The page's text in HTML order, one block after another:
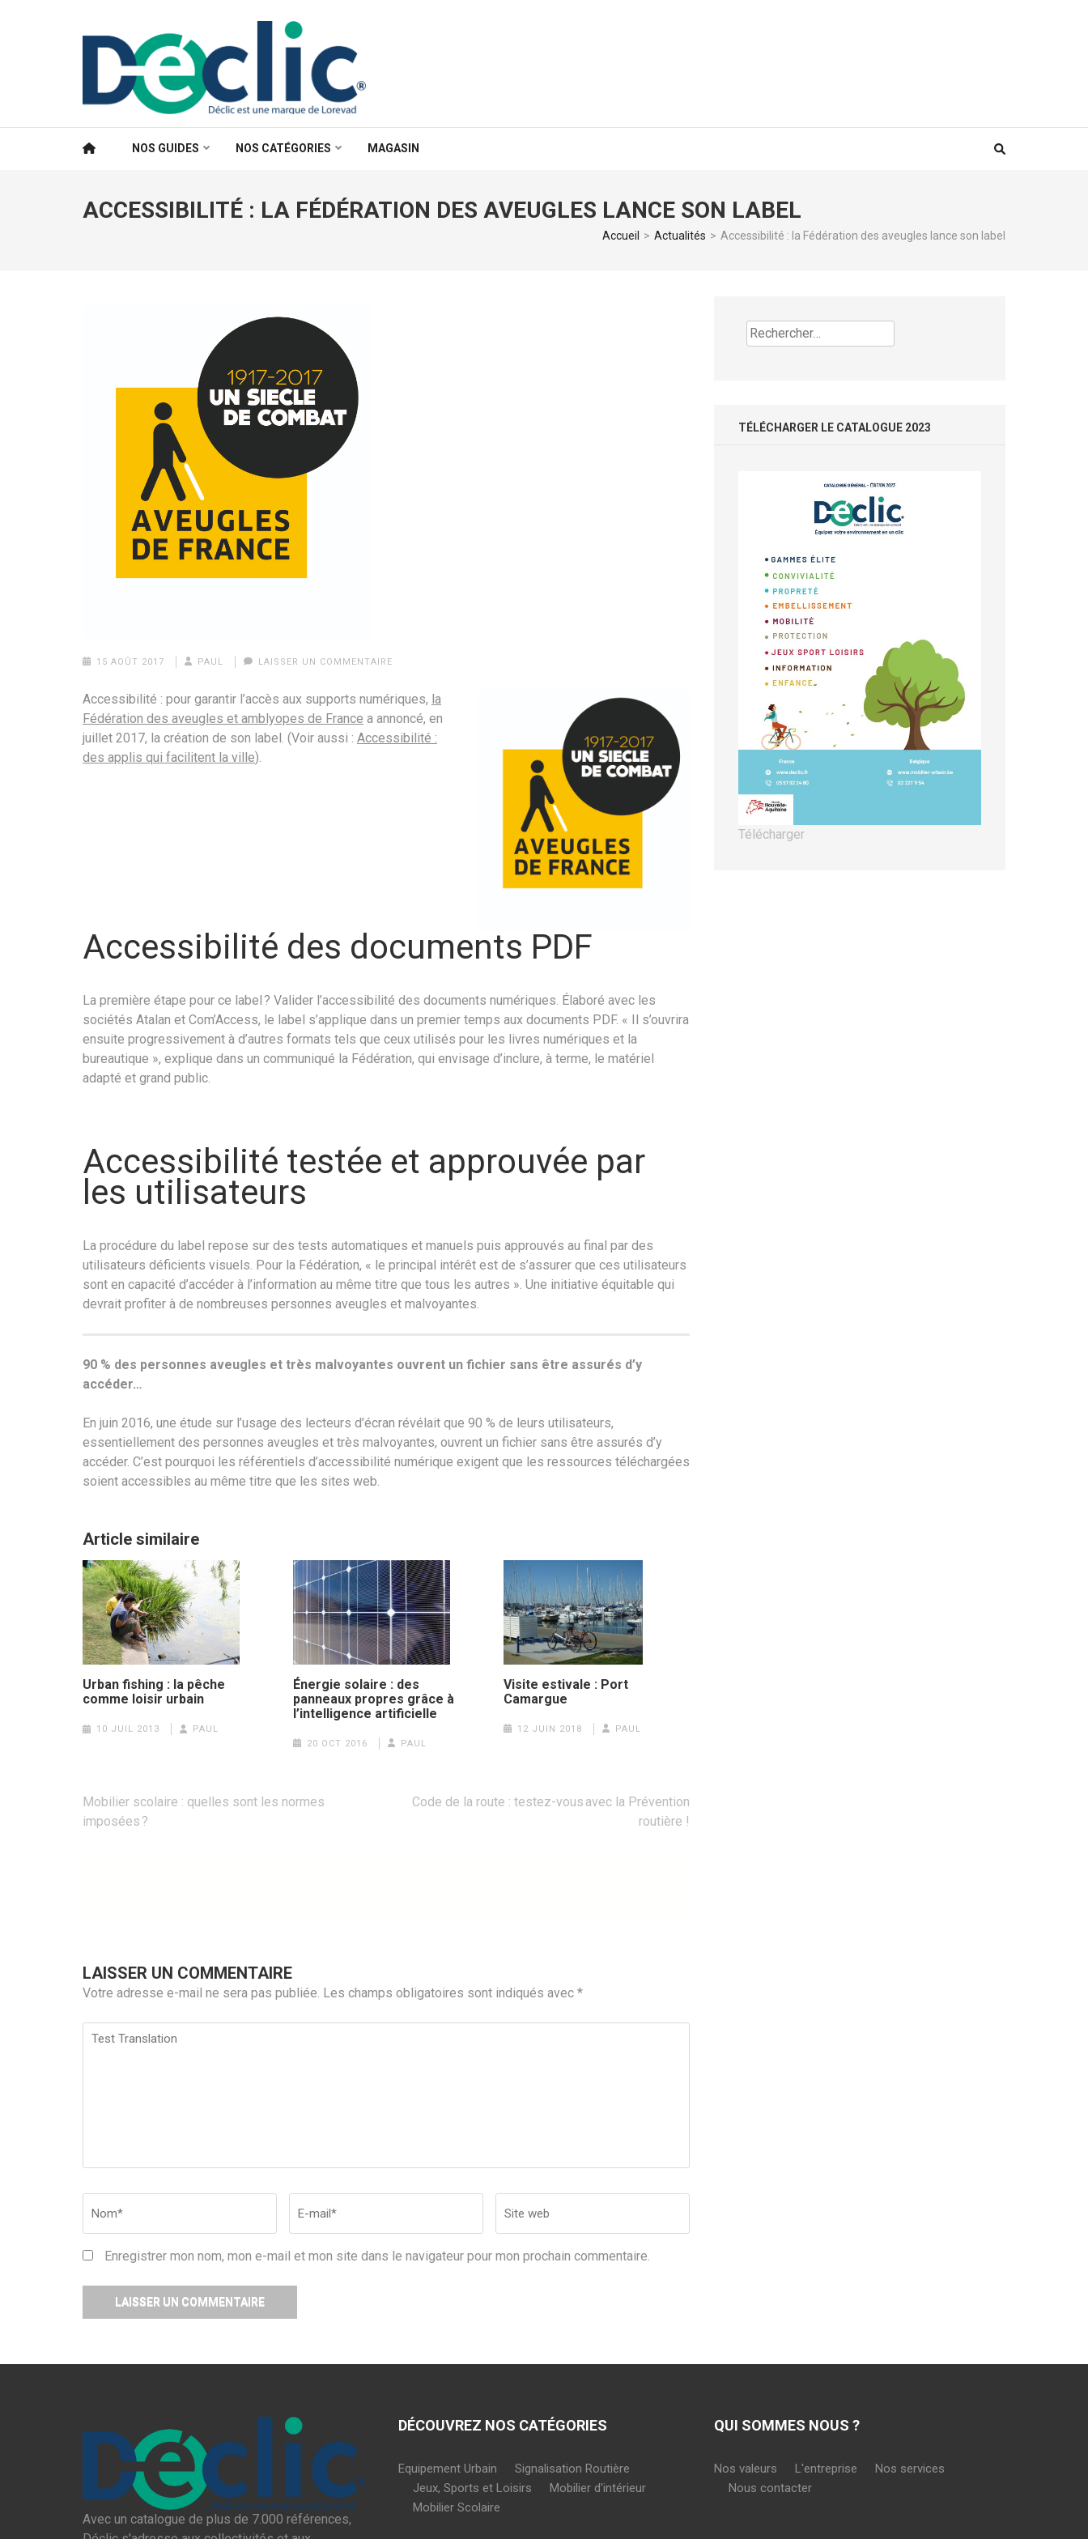
NOS GUIDES NOS CATÉGORIES MAGASIN
ACCESSIBILITÉ : LA FÉDÉRATION DES AVEUGLES LANCE SON LABEL
Accueil > Actualités > Accessibilité : la Fédération des aveugles lance son label
15 AOÛT 2017 PAUL LAISSER UN COMMENTAIRE
Accessibilité : pour garantir l’accès aux supports numériques, la
Fédération des aveugles et amblyopes de France a annoncé, en
juillet 2017, la création de son label. (Voir aussi : Accessibilité :
des applis qui facilitent la ville).
Accessibilité des documents PDF
La première étape pour ce label ? Valider l’accessibilité des documents numériques. Élaboré avec les
sociétés Atalan et Com’Access, le label s’applique dans un premier temps aux documents PDF. « Il s’ouvrira
ensuite progressivement à d’autres formats tels que ceux utilisés pour les livres numériques et la
bureautique », explique dans un communiqué la Fédération, qui envisage d’inclure, à terme, le matériel
adapté et grand public.
Accessibilité testée et approuvée par
les utilisateurs
La procédure du label repose sur des tests automatiques et manuels puis approuvés au final par des
utilisateurs déficients visuels. Pour la Fédération, « le principal intérêt est de s’assurer que ces utilisateurs
sont en capacité d’accéder à l’information au même titre que tous les autres ». Une initiative équitable qui
devrait profiter à de nombreuses personnes aveugles et malvoyantes.
90 % des personnes aveugles et très malvoyantes ouvrent un fichier sans être assurés d’y
accéder…
En juin 2016, une étude sur l’usage des lecteurs d’écran révélait que 90 % de leurs utilisateurs,
essentiellement des personnes aveugles et très malvoyantes, ouvrent un fichier sans être assurés d’y
accéder. C’est pourquoi les référentiels d’accessibilité numérique exigent que les ressources téléchargées
soient accessibles au même titre que les sites web.
Article similaire
Urban fishing : la pêche
comme loisir urbain
10 JUIL 2013 PAUL
Énergie solaire : des
panneaux propres grâce à
l’intelligence artificielle
20 OCT 2016 PAUL
Visite estivale : Port
Camargue
12 JUIN 2018 PAUL
Navigation
de
Mobilier scolaire : quelles sont les normes
imposées ?
Code de la route : testez-vous avec la Prévention
routière !
LAISSER UN COMMENTAIRE
Votre adresse e-mail ne sera pas publiée. Les champs obligatoires sont indiqués avec *
Test
web
Enregistrer mon nom, mon e-mail et mon site dans le navigateur pour mon prochain commentaire.
Rechercher :
TÉLÉCHARGER LE CATALOGUE 2023
Télécharger
Avec un catalogue de plus de 7.000 références,
DÉCOUVREZ NOS CATÉGORIES
Equipement Urbain
Signalisation Routière
Jeux, Sports et Loisirs
Mobilier d'intérieur
Mobilier Scolaire
QUI SOMMES NOUS ?
Nos valeurs L'entreprise
Nos services
Nous contacter